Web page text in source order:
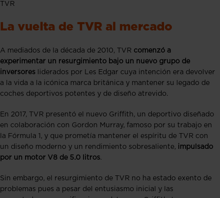
TVR
La vuelta de TVR al mercado
A mediados de la década de 2010, TVR comenzó a
experimentar un resurgimiento bajo un nuevo grupo de
inversores liderados por Les Edgar cuya intención era devolver
a la vida a la icónica marca británica y mantener su legado de
coches deportivos potentes y de diseño atrevido.
En 2017, TVR presentó el nuevo Griffith, un deportivo diseñado
en colaboración con Gordon Murray, famoso por su trabajo en
la Fórmula 1, y que prometía mantener el espíritu de TVR con
un diseño moderno y un rendimiento sobresaliente, impulsado
por un motor V8 de 5.0 litros​​.
Sin embargo, el resurgimiento de TVR no ha estado exento de
problemas pues a pesar del entusiasmo inicial y las